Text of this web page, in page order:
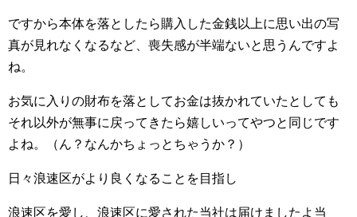
ですから本体を落としたら購入した金銭以上に思い出の写
真が見れなくなるなど、喪失感が半端ないと思うんですよ
ね。
お気に入りの財布を落としてお金は抜かれていたとしても
それ以外が無事に戻ってきたら嬉しいってやつと同じです
よね。（ん？なんかちょっとちゃうか？）
日々浪速区がより良くなることを目指し
浪速区を愛し、浪速区に愛された当社は届けましたよ当